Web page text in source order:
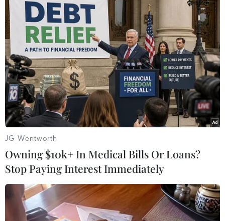
TIN LIÊN QUAN
Apple sẽ chính thức ra mắt iPhone 13 vào
ngày 14/9?
JG Wentworth
Owning $10k+ In Medical Bills Or Loans?
Stop Paying Interest Immediately